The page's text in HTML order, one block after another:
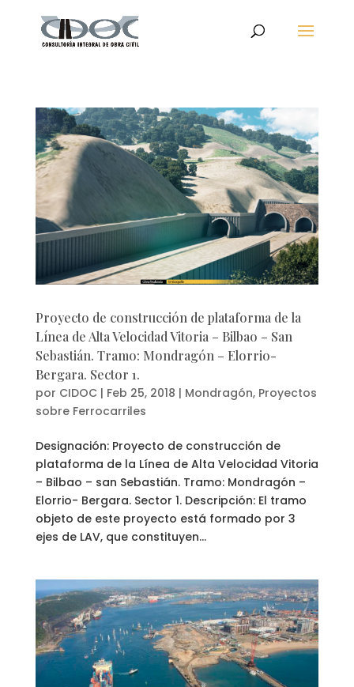
Proyecto de construcción de plataforma de la
Línea de Alta Velocidad Vitoria – Bilbao – San
Sebastián. Tramo: Mondragón – Elorrio-
Bergara. Sector 1.
por CIDOC| Feb 25, 2018 | Mondragón, Proyectos
sobre Ferrocarriles
Designación: Proyecto de construcción de
plataforma de la Línea de Alta Velocidad Vitoria
– Bilbao – san Sebastián. Tramo: Mondragón –
Elorrio- Bergara. Sector 1. Descripción: El tramo
objeto de este proyecto está formado por 3
ejes de LAV, que constituyen...